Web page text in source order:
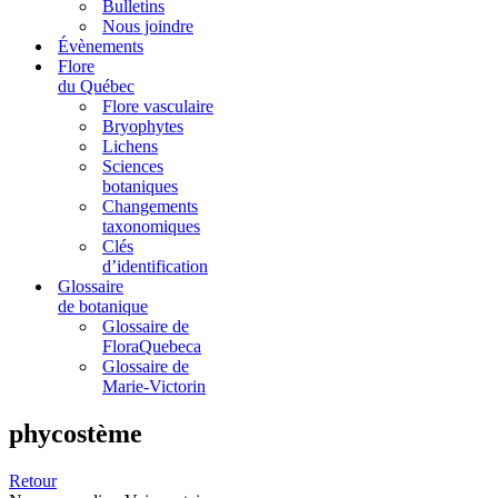
Bulletins
Nous joindre
Évènements
Flore
du Québec
Flore vasculaire
Bryophytes
Lichens
Sciences
botaniques
Changements
taxonomiques
Clés
d’identification
Glossaire
de botanique
Glossaire de
FloraQuebeca
Glossaire de
Marie-Victorin
phycostème
Retour